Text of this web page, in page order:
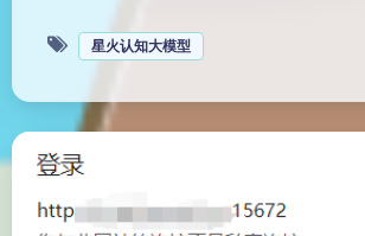
星火认知大模型